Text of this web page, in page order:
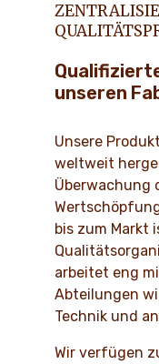
unseren
Unsere
weltweit
Überwachung
bis zum Markt
arbeitet eng
Abteilungen
Technik und
Wir verfügen